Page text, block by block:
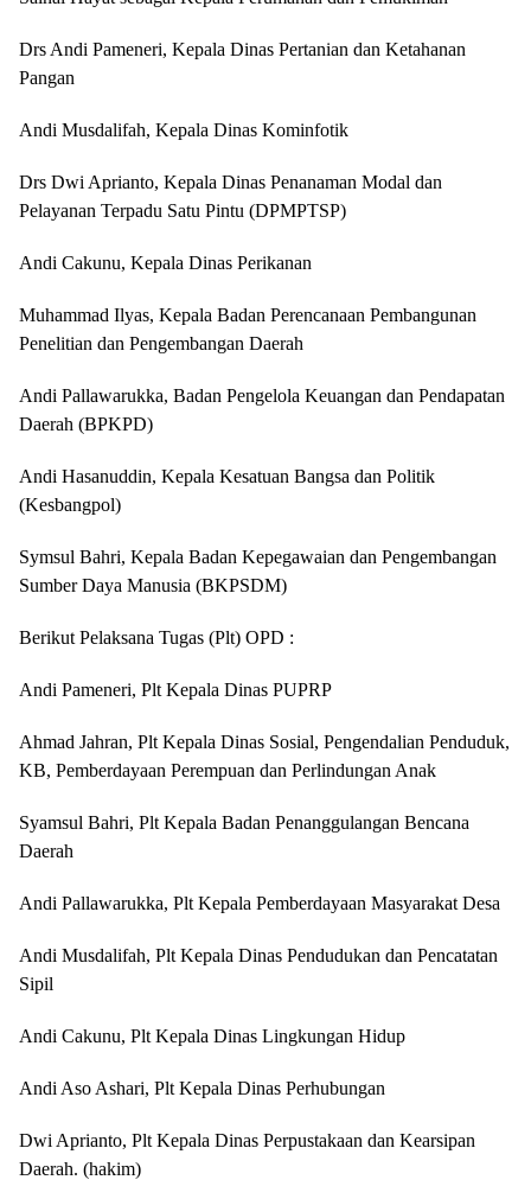
Drs Andi Pameneri, Kepala Dinas Pertanian dan Ketahanan
Pangan
Andi Musdalifah, Kepala Dinas Kominfotik
Drs Dwi Aprianto, Kepala Dinas Penanaman Modal dan
Pelayanan Terpadu Satu Pintu (DPMPTSP)
Andi Cakunu, Kepala Dinas Perikanan
Muhammad Ilyas, Kepala Badan Perencanaan Pembangunan
Penelitian dan Pengembangan Daerah
Andi Pallawarukka, Badan Pengelola Keuangan dan Pendapatan
Daerah (BPKPD)
Andi Hasanuddin, Kepala Kesatuan Bangsa dan Politik
(Kesbangpol)
Symsul Bahri, Kepala Badan Kepegawaian dan Pengembangan
Sumber Daya Manusia (BKPSDM)
Berikut Pelaksana Tugas (Plt) OPD :
Andi Pameneri, Plt Kepala Dinas PUPRP
Ahmad Jahran, Plt Kepala Dinas Sosial, Pengendalian Penduduk,
KB, Pemberdayaan Perempuan dan Perlindungan Anak
Syamsul Bahri, Plt Kepala Badan Penanggulangan Bencana
Daerah
Andi Pallawarukka, Plt Kepala Pemberdayaan Masyarakat Desa
Andi Musdalifah, Plt Kepala Dinas Pendudukan dan Pencatatan
Sipil
Andi Cakunu, Plt Kepala Dinas Lingkungan Hidup
Andi Aso Ashari, Plt Kepala Dinas Perhubungan
Dwi Aprianto, Plt Kepala Dinas Perpustakaan dan Kearsipan
Daerah. (hakim)